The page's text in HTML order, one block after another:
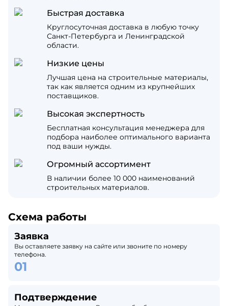
Быстрая доставка
Круглосуточная доставка в любую точку
Санкт-Петербурга и Ленинградской
области.
Низкие цены
Лучшая цена на строительные материалы,
так как является одним из крупнейших
поставщиков.
Высокая экспертность
Бесплатная консультация менеджера для
подбора наиболее оптимального варианта
под ваши нужды.
Огромный ассортимент
В наличии более 10 000 наименований
строительных материалов.
Схема работы
Заявка
Вы оставляете заявку на сайте или звоните по номеру
телефона.
Подтверждение